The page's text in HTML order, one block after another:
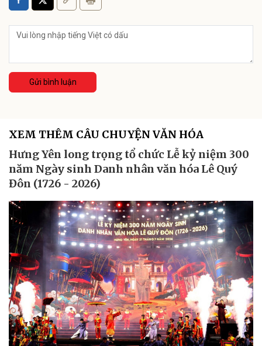
Gửi bình luận
XEM THÊM CÂU CHUYỆN VĂN HÓA
Hưng Yên long trọng tổ chức Lễ kỷ niệm 300
năm Ngày sinh Danh nhân văn hóa Lê Quý
Đôn (1726 - 2026)